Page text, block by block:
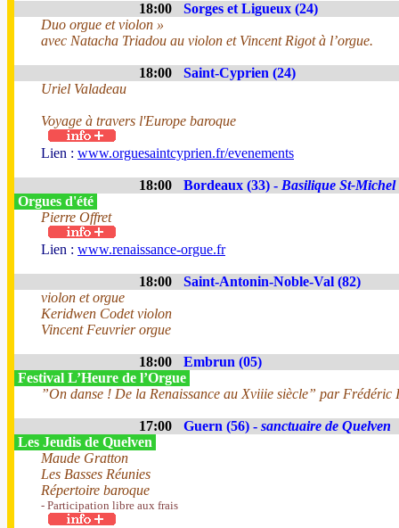
18:00
Sorges et Ligueux (24)
Duo orgue et violon »
avec Natacha Triadou au violon et Vincent Rigot à l’orgue.
18:00
Saint-Cyprien (24)
Uriel Valadeau
Voyage à travers l'Europe baroque
Lien : www.orguesaintcyprien.fr/evenements
18:00 Bordeaux (33) - Basilique St-Michel
Orgues d'été
Pierre Offret
Lien : www.renaissance-orgue.fr
18:00
Saint-Antonin-Noble-Val (82)
violon et orgue
Keridwen Codet violon
Vincent Feuvrier orgue
18:00
Embrun (05)
Festival L’Heure de l’Orgue
”On danse ! De la Renaissance au Xviiie siècle” par Frédéric
17:00 Guern (56) - sanctuaire de Quelven
Les Jeudis de Quelven
Maude Gratton
Les Basses Réunies
Répertoire baroque
- Participation libre aux frais